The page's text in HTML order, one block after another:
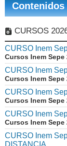
CURSOS
CURSO Inem
Cursos Inem Sepe
CURSO Inem
Cursos Inem Sepe
CURSO Inem
Cursos Inem Sepe
CURSO Inem
Cursos Inem Sepe
CURSO Inem
DISTANCIA